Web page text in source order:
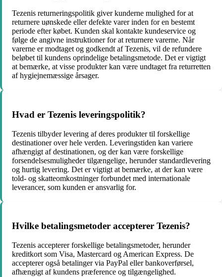
Tezenis returneringspolitik giver kunderne mulighed for at
returnere uønskede eller defekte varer inden for en bestemt
periode efter købet. Kunden skal kontakte kundeservice og
følge de angivne instruktioner for at returnere varerne. Når
varerne er modtaget og godkendt af Tezenis, vil de refundere
beløbet til kundens oprindelige betalingsmetode. Det er vigtigt
at bemærke, at visse produkter kan være undtaget fra returretten
af hygiejnemæssige årsager.
Hvad er Tezenis leveringspolitik?
Tezenis tilbyder levering af deres produkter til forskellige
destinationer over hele verden. Leveringstiden kan variere
afhængigt af destinationen, og der kan være forskellige
forsendelsesmuligheder tilgængelige, herunder standardlevering
og hurtig levering. Det er vigtigt at bemærke, at der kan være
told- og skatteomkostninger forbundet med internationale
leverancer, som kunden er ansvarlig for.
Hvilke betalingsmetoder accepterer Tezenis?
Tezenis accepterer forskellige betalingsmetoder, herunder
kreditkort som Visa, Mastercard og American Express. De
accepterer også betalinger via PayPal eller bankoverførsel,
afhængigt af kundens præference og tilgængelighed.